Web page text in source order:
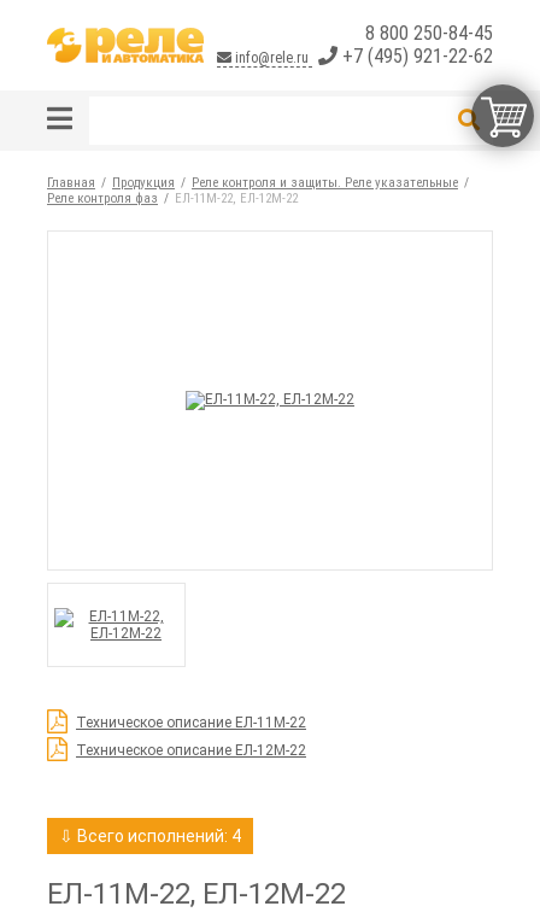
8 800 250-84-45
info@rele.ru +7 (495) 921-22-62
Главная Продукция
Реле контроля и защиты. Реле указательные
Реле контроля фаз
ЕЛ-11М-22, ЕЛ-12М-22
Техническое описание ЕЛ-11М-22
Техническое описание ЕЛ-12М-22
⇩ Всего исполнений: 4
ЕЛ-11М-22, ЕЛ-12М-22